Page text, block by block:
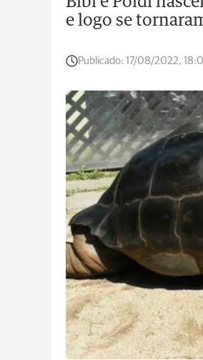
e logo se
Publicado: 17/08/2022,